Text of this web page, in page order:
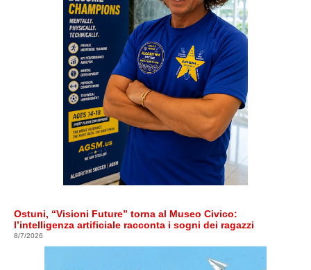
Ostuni, “Visioni Future” torna al Museo Civico:
l’intelligenza artificiale racconta i sogni dei ragazzi
8/7/2026